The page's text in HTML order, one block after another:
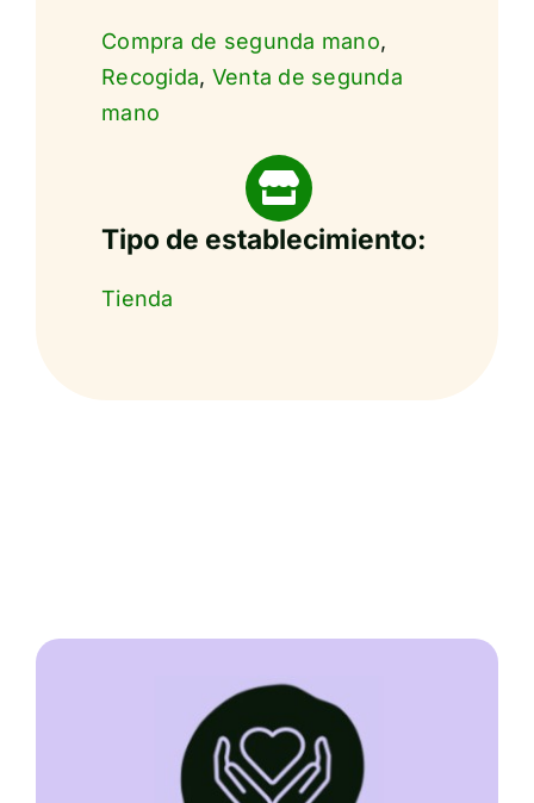
Compra de segunda mano,
Recogida, Venta de segunda
mano
Tipo de establecimiento:
Tienda